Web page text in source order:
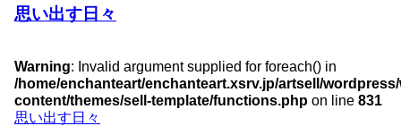
思い出す日々
Warning: Invalid argument supplied for foreach() in
/home/enchanteart/enchanteart.xsrv.jp/artsell/
content/themes/sell-template/functions.php on line 831
思い出す日々